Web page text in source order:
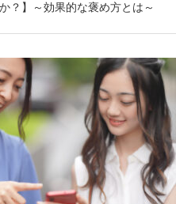
？】～効果的な褒め方とは～